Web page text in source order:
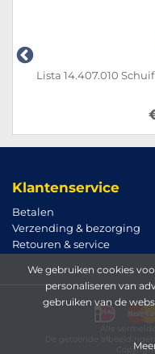
Lista 14.407.010
Klantenservice
Betalen
Verzending & bezorging
Retouren & service
Alle
De getoonde
We gebruiken cookies
personaliseren van
gebruiken van de